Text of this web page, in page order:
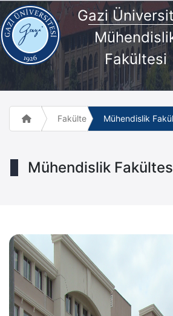
Gazi
Fakültesi
Fakülte ve Meslek Yüksek
Mühendislik
Mühendislik